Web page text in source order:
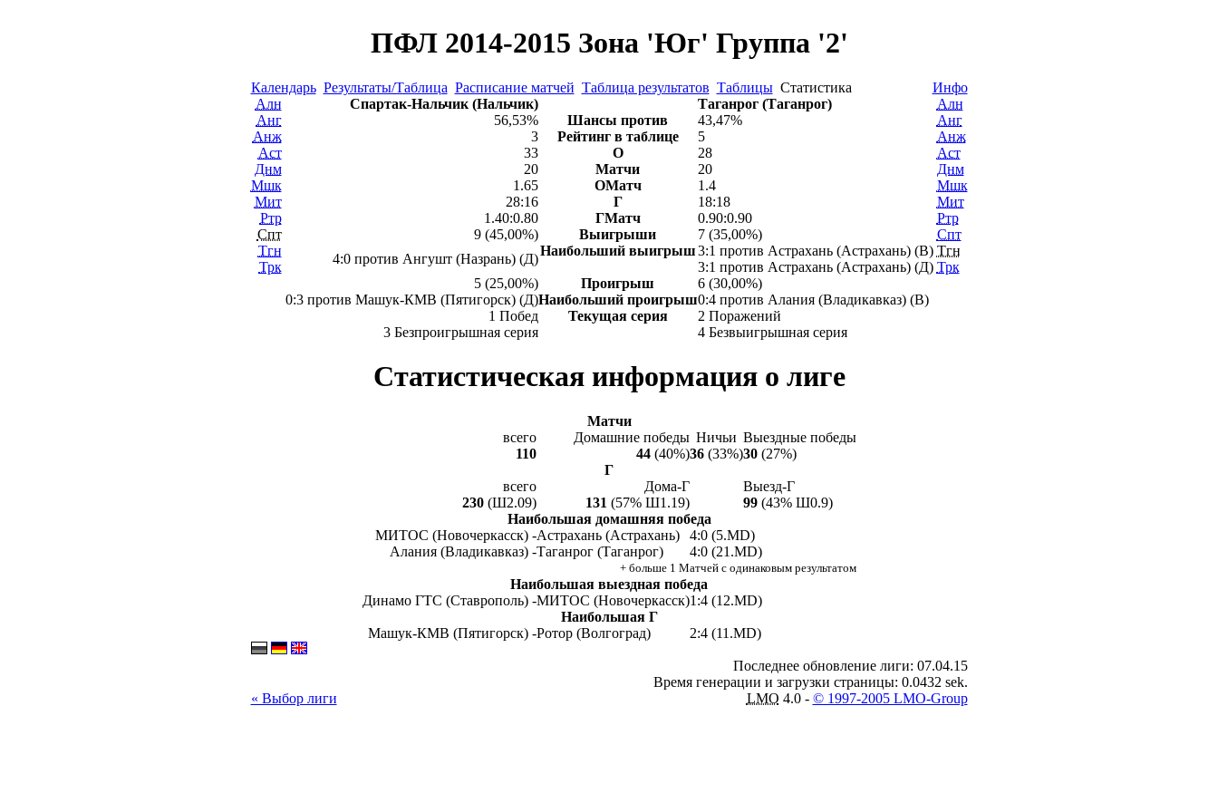
ПФЛ 2014-2015 Зона 'Юг' Группа '2'
Календарь Результаты/Таблица Расписание матчей Таблица результатов ТаблицыСтатистика
Инфо
Алн
Анг
Анж
Аст
Днм
Мшк
Мит
Ртр
Спт
Тгн
Трк
Спартак-Нальчик (Нальчик)
Таганрог (Таганрог)
56,53%
Шансы против
43,47%
3
Рейтинг в таблице
5
33
О
28
20
Матчи
20
1.65
ОМатч
1.4
28:16
Г
18:18
1.40:0.80
ГМатч
0.90:0.90
9 (45,00%)
Выигрыши
7 (35,00%)
4:0 против Ангушт (Назрань) (Д)
Наибольший выигрыш3:1 против Астрахань (Астрахань) (В)
3:1 против Астрахань (Астрахань) (Д)
5 (25,00%)
Проигрыш
6 (30,00%)
0:3 против Машук-КМВ (Пятигорск) (Д)Наибольший проигрыш0:4 против Алания (Владикавказ) (В)
1 Побед
3 Безпроигрышная серия
Текущая серия
2 Поражений
4 Безвыигрышная серия
Алн
Анг
Анж
Аст
Днм
Мшк
Мит
Ртр
Спт
Тгн
Трк
Статистическая информация о лиге
Матчи
всего
Домашние победы Ничьи Выездные победы
110
44(40%)36(33%)30(27%)
Г
всего
Дома-Г
Выезд-Г
230(Ш2.09) 131 (57% Ш1.19) 99(43% Ш0.9)
Наибольшая домашняя победа
МИТОС (Новочеркасск) -Астрахань (Астрахань)
4:0 (5.MD)
Алания (Владикавказ) -Таганрог (Таганрог) 4:0 (21.MD)
+ больше 1 Матчей с одинаковым результатом
Наибольшая выездная победа
Динамо ГТС (Ставрополь) -МИТОС (Новочеркасск)1:4 (12.MD)
Наибольшая Г
Машук-КМВ (Пятигорск) -Ротор (Волгоград) 2:4 (11.MD)
« Выбор лиги
Последнее обновление лиги: 07.04.15
Время генерации и загрузки страницы: 0.0432 sek.
LMO 4.0 - © 1997-2005 LMO-Group